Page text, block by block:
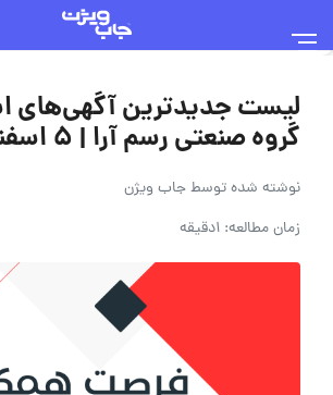
لیست جدیدترین آگهی‌های
گروه صنعتی رسم آرا | ۵ اسفند ۱۴۰۴
نوشته شده توسطجاب ویژن
زمان مطالعه: 1دقیقه